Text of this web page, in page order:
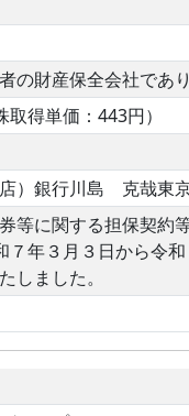
の財産保全会社であ
得単価：443円）
）銀行川島 克哉東
券等に関する担保契
７年３月３日から令
しました。